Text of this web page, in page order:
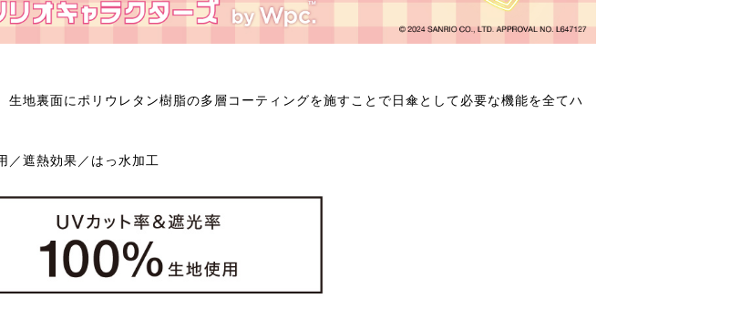
地裏面にポリウレタン樹脂の多層コーティングを施すことで日傘として必要な機能を全てハ
／遮熱効果／はっ水加工